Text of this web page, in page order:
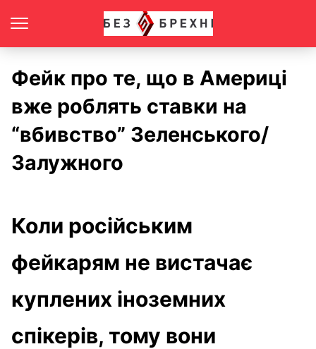
Фейк про те, що в Америці
вже роблять ставки на
“вбивство” Зеленського/
Залужного
Коли російським
фейкарям не вистачає
куплених іноземних
спікерів, тому вони